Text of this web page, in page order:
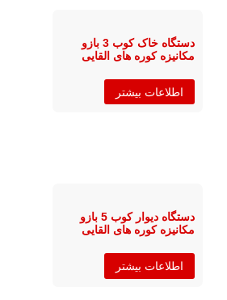
دستگاه خاک کوب 3 بازو
مکانیزه کوره های القایی
اطلاعات بیشتر
دستگاه دیوار کوب 5 بازو
مکانیزه کوره های القایی
اطلاعات بیشتر